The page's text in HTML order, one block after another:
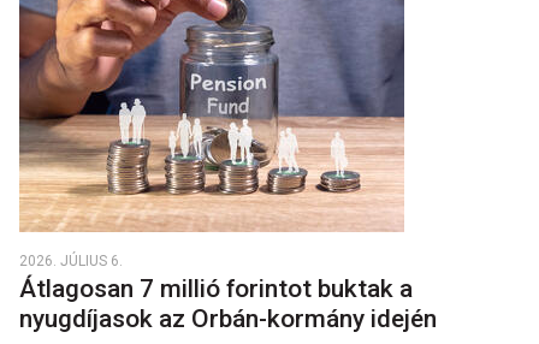
2026. JÚLIUS 6.
Átlagosan 7 millió forintot buktak a
nyugdíjasok az Orbán-kormány idején